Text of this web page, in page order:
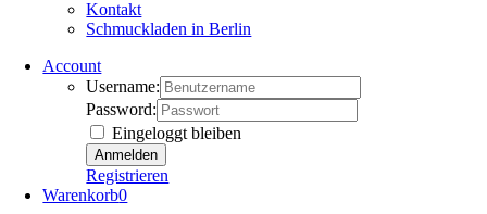
Kontakt
Schmuckladen in Berlin
Account
Username:
Password:
Eingeloggt bleiben
Registrieren
Warenkorb0